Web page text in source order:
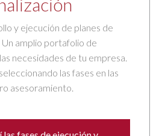
y ejecución de planes de
amplio portafolio de
necesidades de tu empresa.
las fases en las
asesoramiento.